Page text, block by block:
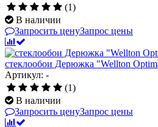
(1)
В наличии
Запросить ценуЗапрос цены
стеклообои Дерюжка "Wellton
Артикул: -
(1)
В наличии
Запросить ценуЗапрос цены